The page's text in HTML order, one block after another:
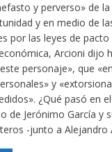
y perverso» de la
y en medio de
por las leyes de pacto
Arcioni dijo
personaje», que
y
¿Qué pasó en
de Jerónimo García y
-junto a Alejandro